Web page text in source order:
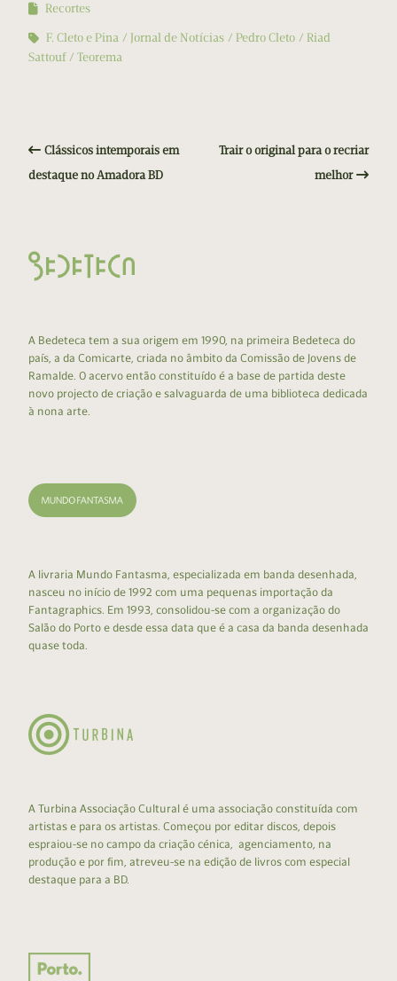
Recortes
F. Cleto e Pina
Jornal de Notícias Pedro Cleto
Riad
Sattouf
Teorema
Clássicos intemporais em
destaque no Amadora BD
Trair o original para o recriar
melhor
A Bedeteca tem a sua origem em 1990, na primeira Bedeteca do
país, a da Comicarte, criada no âmbito da Comissão de Jovens de
Ramalde. O acervo então constituído é a base de partida deste
novo projecto de criação e salvaguarda de uma biblioteca dedicada
à nona arte.
A livraria Mundo Fantasma, especializada em banda desenhada,
nasceu no início de 1992 com uma pequenas importação da
Fantagraphics. Em 1993, consolidou-se com a organização do
Salão do Porto e desde essa data que é a casa da banda desenhada
quase toda.
A Turbina Associação Cultural é uma associação constituída com
artistas e para os artistas. Começou por editar discos, depois
espraiou-se no campo da criação cénica, agenciamento, na
produção e por fim, atreveu-se na edição de livros com especial
destaque para a BD.